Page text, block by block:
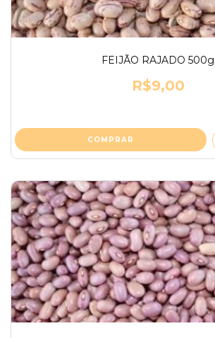
FEIJÃO RAJADO 500g
R$9,00